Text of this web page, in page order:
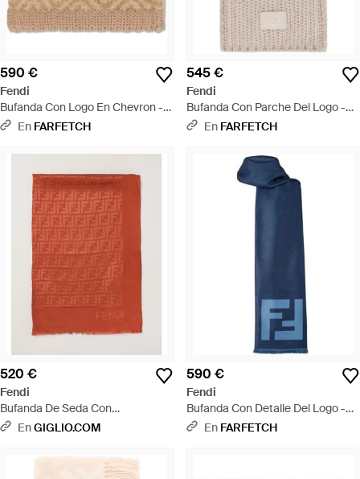
590 €
Fendi
Bufanda Con Logo En Chevron -
Neutro
En FARFETCH
545 €
Fendi
Bufanda Con Parche Del Logo -
Neutro
En FARFETCH
520 €
Fendi
Bufanda De Seda Con
Monograma Ff En Jacquard Y
EnGIGLIO.COM
590 €
Fendi
Bufanda Con Detalle Del Logo -
AzulEn FARFETCH